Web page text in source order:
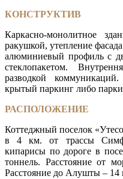
КОНСТРУКТИВ
Каркасно-монолитное
ракушкой, утепление
алюминиевый профиль с
стеклопакетом.
разводкой
крытый паркинг либо
РАСПОЛОЖЕНИЕ
Коттеджный поселок
в 4 км. от трассы
кипарисы по дороге в
тоннель. Расстояние от
Расстояние до Алушты –